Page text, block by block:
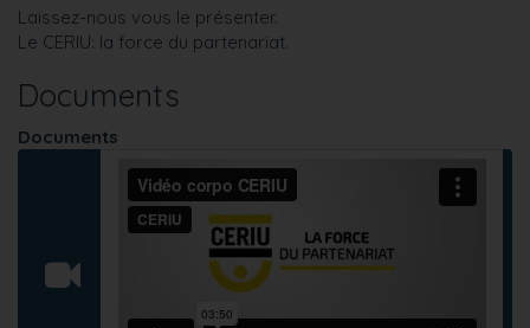
Laissez-nous vous le présenter.
Le CERIU: la force du partenariat.
Documents
Documents